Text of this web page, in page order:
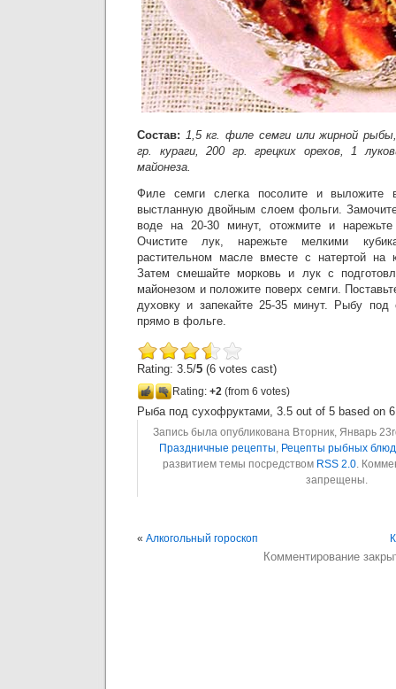
Состав: 1,5 кг. филе семги или жирной
гр. кураги, 200 гр. грецких орехов, 1
майонеза.
Филе семги слегка посолите и выложите
выстланную двойным слоем фольги.
воде на 20-30 минут, отожмите и
Очистите лук, нарежьте мелкими
растительном масле вместе с натертой на
Затем смешайте морковь и лук с
майонезом и положите поверх семги.
духовку и запекайте 25-35 минут. Рыбу под
прямо в фольге.
Rating: 3.5/5 (6 votes cast)
Rating: +2 (from 6 votes)
Рыба под сухофруктами, 3.5 out of 5 based on 6
Запись была опубликована Вторник, Январь
Праздничные рецепты, Рецепты рыбных блюд
развитием темы посредством RSS 2.0.
запрещены.
« Алкогольный гороскоп
Комментирование